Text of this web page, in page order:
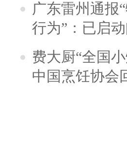
广东雷州通报
行为”：已启
费大厨“全国
中国烹饪协会